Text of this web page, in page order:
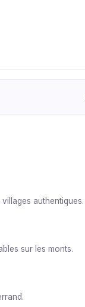
authentiques.
sur les monts.